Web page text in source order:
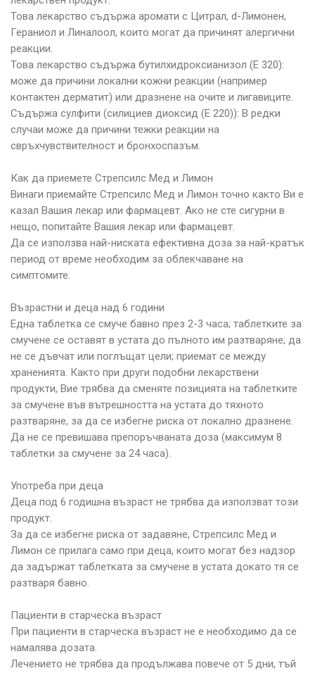
Това лекарство съдържа аромати с Цитрал, d-Лимонен,
Гераниол и Линалоол, които могат да причинят алергични
реакции.
Това лекарство съдържа бутилхидроксианизол (Е 320):
може да причини локални кожни реакции (например
контактен дерматит) или дразнене на очите и лигавиците.
Съдържа сулфити (силициев диоксид (Е 220)): В редки
случаи може да причини тежки реакции на
свръхчувствителност и бронхоспазъм.
Как да приемете Стрепсилс Мед и Лимон
Винаги приемайте Стрепсилс Мед и Лимон точно както Ви е
казал Вашия лекар или фармацевт. Ако не сте сигурни в
нещо, попитайте Вашия лекар или фармацевт.
Да се използва най-ниската ефективна доза за най-кратък
период от време необходим за облекчаване на
симптомите.
Възрастни и деца над 6 години
Една таблетка се смуче бавно през 2-3 часа; таблетките за
смучене се оставят в устата до пълното им разтваряне; да
не се дъвчат или поглъщат цели; приемат се между
храненията. Както при други подобни лекарствени
продукти, Вие трябва да сменяте позицията на таблетките
за смучене във вътрешността на устата до тяхното
разтваряне, за да се избегне риска от локално дразнене.
Да не се превишава препоръчваната доза (максимум 8
таблетки за смучене за 24 часа).
Употреба при деца
Деца под 6 годишна възраст не трябва да използват този
продукт.
За да се избегне риска от задавяне, Стрепсилс Мед и
Лимон се прилага само при деца, които могат без надзор
да задържат таблетката за смучене в устата докато тя се
разтваря бавно.
Пациенти в старческа възраст
При пациенти в старческа възраст не е необходимо да се
намалява дозата.
Лечението не трябва да продължава повече от 5 дни, тъй